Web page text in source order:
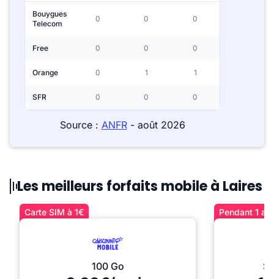
Bouygues
Telecom
0 0 0
Free 0 0 0
Orange 0 1 1
SFR 0 0 0
Source : ANFR- août 2026
Les meilleurs forfaits mobile à Laires
Carte SIM à 1€
100 Go
Pendant 1